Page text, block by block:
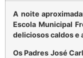
A noite
Escola Municipal
deliciosos caldos e
Os Padres José